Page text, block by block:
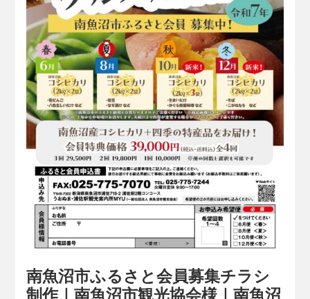
南魚沼市ふるさと会員募集チラシ
制作｜南魚沼市観光協会様｜南魚沼